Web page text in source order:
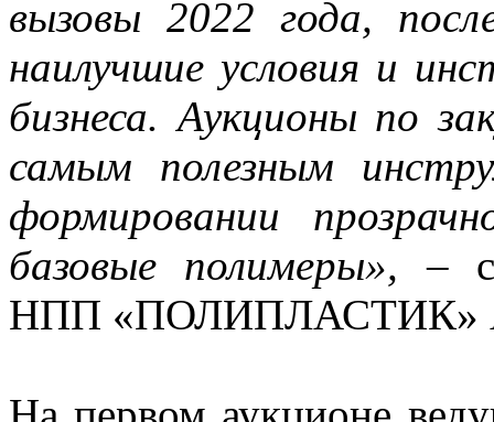
вызовы 2022 года,
наилучшие условия и
бизнеса. Аукционы по
самым полезным
формировании
базовые полимеры», –
НПП «ПОЛИПЛАСТИК»